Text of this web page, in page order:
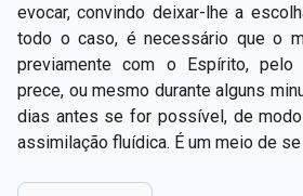
evocar, convindo deixar-lhe a
todo o caso, é necessário que o
previamente com o Espírito, pelo
prece, ou mesmo durante alguns
dias antes se for possível, de
assimilação fluídica. É um meio de